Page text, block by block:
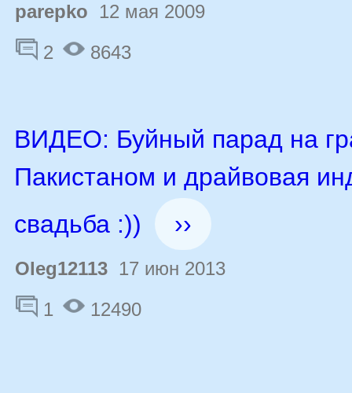
parepko 12 мая 2009
2
8643
ВИДЕО: Буйный парад на
Пакистаном и драйвовая
свадьба :))
››
Oleg12113 17 июн 2013
1
12490